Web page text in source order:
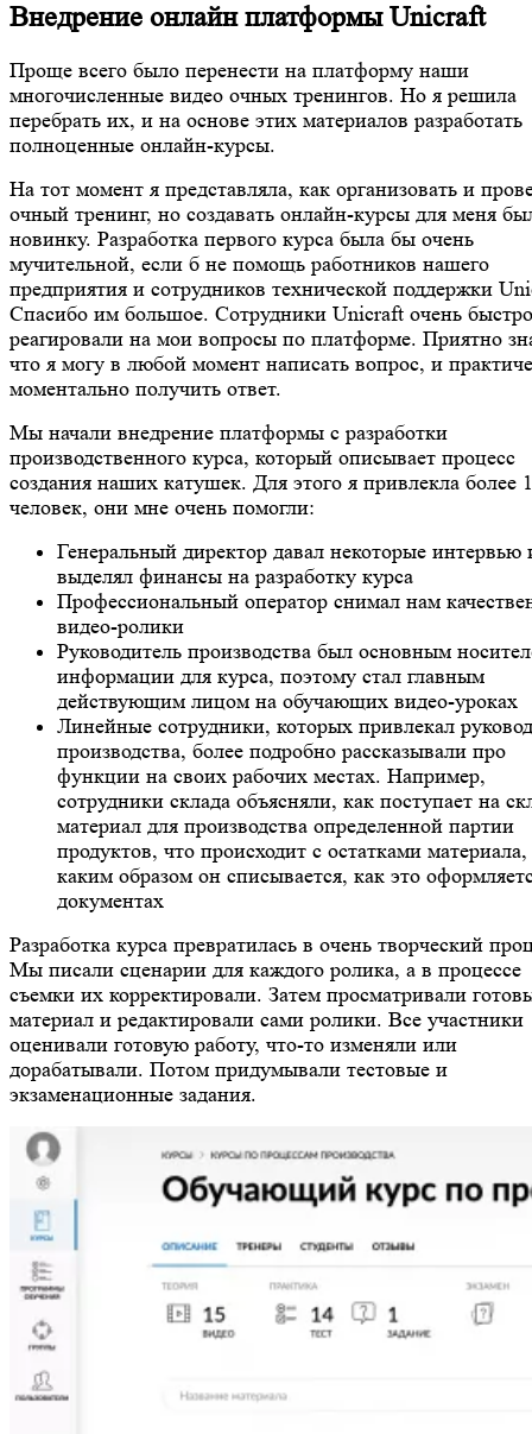
Внедрение онлайн платформы Unicraft
Проще всего было перенести на платформу наши
многочисленные видео очных тренингов. Но я решила
перебрать их, и на основе этих материалов разработать
полноценные онлайн-курсы.
На тот момент я представляла, как организовать и
очный тренинг, но создавать онлайн-курсы для меня
новинку. Разработка первого курса была бы очень
мучительной, если б не помощь работников нашего
предприятия и сотрудников технической поддержки
Спасибо им большое. Сотрудники Unicraft очень быстро
реагировали на мои вопросы по платформе. Приятно
что я могу в любой момент написать вопрос, и
моментально получить ответ.
Мы начали внедрение платформы с разработки
производственного курса, который описывает процесс
создания наших катушек. Для этого я привлекла более
человек, они мне очень помогли:
Генеральный директор давал некоторые интервью
выделял финансы на разработку курса
Профессиональный оператор снимал нам
видео-ролики
Руководитель производства был основным
информации для курса, поэтому стал главным
действующим лицом на обучающих видео-уроках
Линейные сотрудники, которых привлекал
производства, более подробно рассказывали про
функции на своих рабочих местах. Например,
сотрудники склада объясняли, как поступает на
материал для производства определенной партии
продуктов, что происходит с остатками материала,
каким образом он списывается, как это
документах
Разработка курса превратилась в очень творческий
Мы писали сценарии для каждого ролика, а в процессе
съемки их корректировали. Затем просматривали
материал и редактировали сами ролики. Все участники
оценивали готовую работу, что-то изменяли или
дорабатывали. Потом придумывали тестовые и
экзаменационные задания.